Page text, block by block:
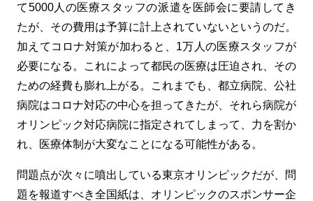
て5000人の医療スタッフの派遣を医師会に要請してき
たが、その費用は予算に計上されていないというのだ。
加えてコロナ対策が加わると、 1万人の医療スタッフが
必要になる。これによって都民の医療は圧迫され、その
ための経費も膨れ上がる。これまでも、都立病院、公社
病院はコロナ対応の中心を担ってきたが、それら病院が
オリンピック対応病院に指定されてしまって、力を割か
れ、医療体制が大変なことになる可能性がある。
問題点が次々に噴出している東京オリンピックだが、問
題を報道すべき全国紙は、オリンピックのスポンサー企